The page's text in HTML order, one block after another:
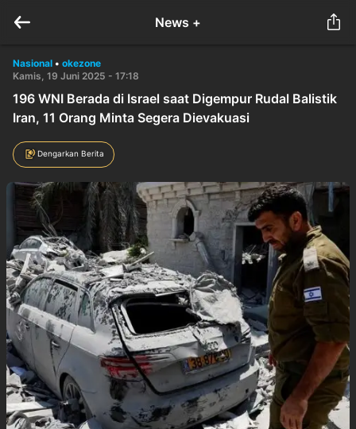
News +
Nasional • okezone
Kamis, 19 Juni 2025 - 17:18
196 WNI Berada di Israel saat Digempur Rudal Balistik
Iran, 11 Orang Minta Segera Dievakuasi
Dengarkan Berita